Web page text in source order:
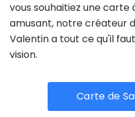
vous souhaitiez une
amusant, notre créateur
Valentin a tout ce qu'il
vision.
Carte de